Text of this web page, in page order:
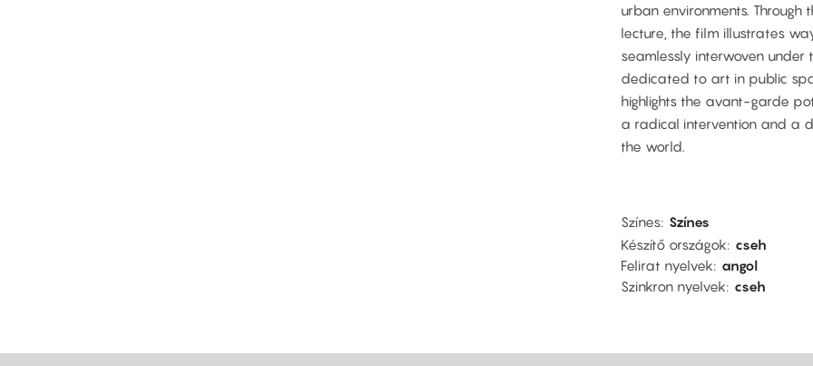
urban environments.
lecture, the film illustrates
seamlessly interwoven
dedicated to art in public
highlights the avant-garde
a radical intervention and a
the world.
Színes Színes
Készítő országok
cseh
Felirat nyelvek
angol
Szinkron nyelvek
cseh